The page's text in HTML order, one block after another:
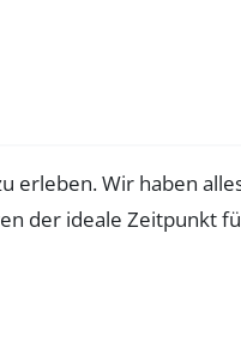
erleben. Wir haben
der ideale Zeitpunkt